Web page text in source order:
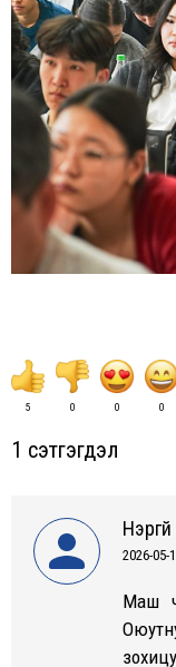
5 0 0 0
1 сэтгэгдэл
Нэргүй
says:
2026-05-
Маш